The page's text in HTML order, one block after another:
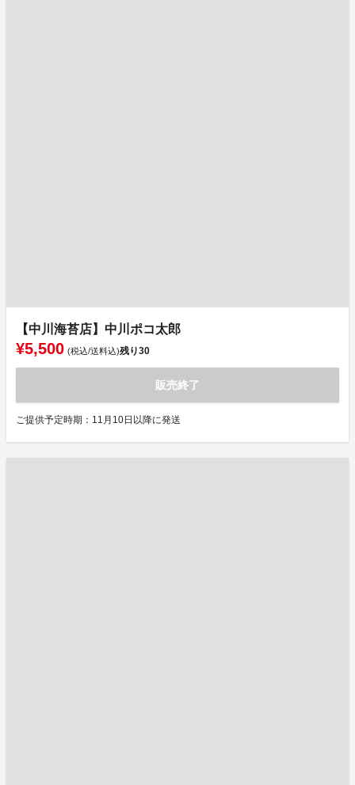
【中川海苔店】中川ポコ太郎
¥5,500 (税込/送料込)残り30
販売終了
ご提供予定時期：11月10日以降に発送